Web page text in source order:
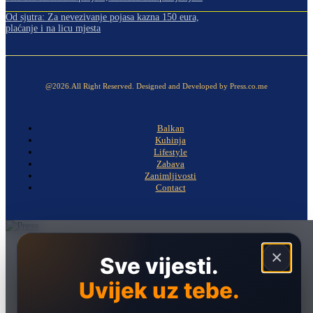
Od sjutra: Za nevezivanje pojasa kazna 150 eura,
plaćanje i na licu mjesta
@2026.All Right Reserved. Designed and Developed by Press.co.me
Balkan
Kuhinja
Lifestyle
Zabava
Zanimljivosti
Contact
×
Sve vijesti.
Uvijek uz tebe.